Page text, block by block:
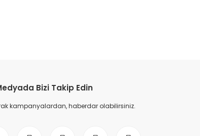
Bizi Takip Edin
kampanyalardan, haberdar olabilirsiniz.